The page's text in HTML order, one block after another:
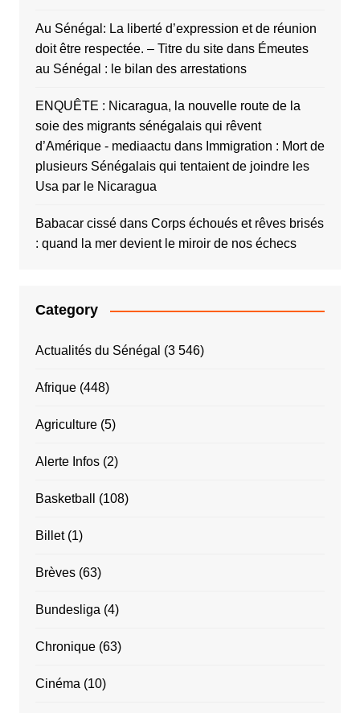
Au Sénégal: La liberté d’expression et de réunion
doit être respectée. – Titre du sitedans Émeutes
au Sénégal : le bilan des arrestations
ENQUÊTE : Nicaragua, la nouvelle route de la
soie des migrants sénégalais qui rêvent
d’Amérique - mediaactu dans Immigration : Mort de
plusieurs Sénégalais qui tentaient de joindre les
Usa par le Nicaragua
Babacar cissédans Corps échoués et rêves brisés
: quand la mer devient le miroir de nos échecs
Category
Actualités du Sénégal (3 546)
Afrique(448)
Agriculture(5)
Alerte Infos(2)
Basketball (108)
Billet(1)
Brèves(63)
Bundesliga (4)
Chronique(63)
Cinéma (10)